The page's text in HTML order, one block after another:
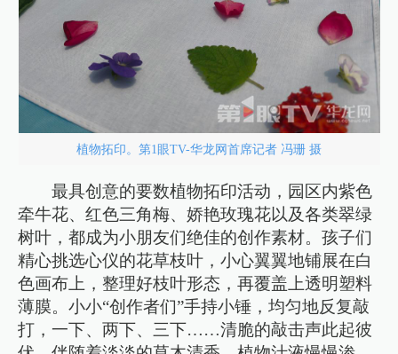
植物拓印。第1眼TV-华龙网首席记者 冯珊 摄
最具创意的要数植物拓印活动，园区内紫色
牵牛花、红色三角梅、娇艳玫瑰花以及各类翠绿
树叶，都成为小朋友们绝佳的创作素材。孩子们
精心挑选心仪的花草枝叶，小心翼翼地铺展在白
色画布上，整理好枝叶形态，再覆盖上透明塑料
薄膜。小小“创作者们”手持小锤，均匀地反复敲
打，一下、两下、三下……清脆的敲击声此起彼